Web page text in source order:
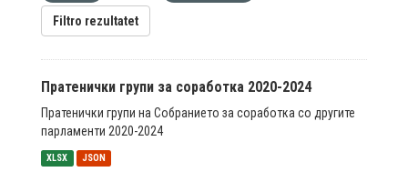
Filtro rezultatet
Пратенички групи за соработка 2020-2024
Пратенички групи на Собранието за соработка со другите
парламенти 2020-2024
XLSX JSON